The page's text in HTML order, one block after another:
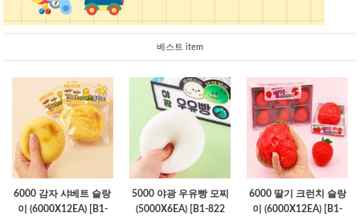
베스트 item
6000 감자 샤베트 슬랑
이 (6000X12EA) [B1-
5000 야광 우유빵 모찌
(5000X6EA) [B1-822
6000 딸기 크런치 슬랑
이 (6000X12EA) [B1-